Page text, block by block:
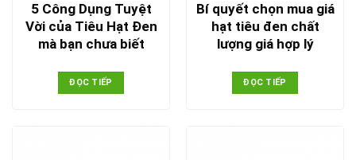
5 Công Dụng Tuyệt
Vời của Tiêu Hạt Đen
mà bạn chưa biết
ĐỌC TIẾP
Bí quyết chọn mua giá
hạt tiêu đen chất
lượng giá hợp lý
ĐỌC TIẾP